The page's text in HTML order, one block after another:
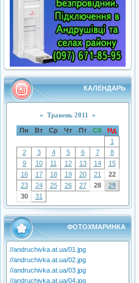
КАЛЕНДАРЬ
« Травень 2011 »
Пн Вт Ср Чт Пт Сб
Нд
1
2
3 4 5 6 7
8
9
10 11 12 13 14
15
16
17 18 19 20 21
22
23
24 25 26 27 28
29
30
31
ФОТОХМАРИНКА
//andruchivka.at.ua/01.jpg
//andruchivka.at.ua/02.jpg
//andruchivka.at.ua/03.jpg
//andruchivka.at.ua/04.jpg